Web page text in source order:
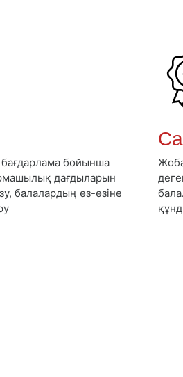
бойынша
дағдыларын
балалардың өз-өзіне